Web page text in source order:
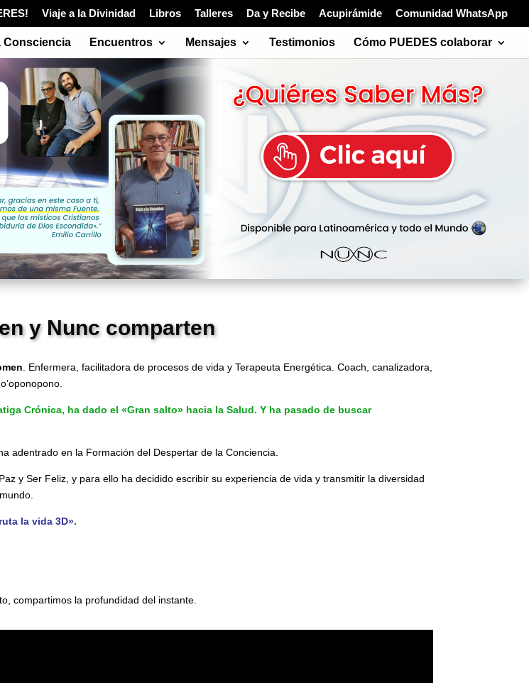
Viaje a la Divinidad Libros Talleres Da y Recibe Acupirámide Comunidad WhatsApp
Consciencia Encuentros Mensajes Testimonios Cómo PUEDES colaborar
y Nunc comparten
. Enfermera, facilitadora de procesos de vida y Terapeuta Energética. Coach, canalizadora,
Crónica, ha dado el «Gran salto» hacia la Salud. Y ha pasado de buscar
adentrado en la Formación del Despertar de la Conciencia.
y Ser Feliz, y para ello ha decidido escribir su experiencia de vida y transmitir la diversidad
la vida 3D».
compartimos la profundidad del instante.